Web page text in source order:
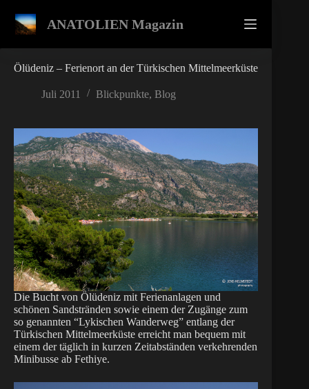
Inhalt
springen
ANATOLIEN Magazin
Ölüdeniz – Ferienort an der Türkischen Mittelmeerküste
Juli 2011 Blickpunkte, Blog
Die Bucht von Ölüdeniz mit Ferienanlagen und
schönen Sandstränden sowie einem der Zugänge zum
so genannten “Lykischen Wanderweg” entlang der
Türkischen Mittelmeerküste erreicht man bequem mit
einem der täglich in kurzen Zeitabständen verkehrenden
Minibusse ab Fethiye.